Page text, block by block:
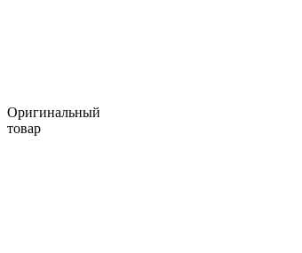
Оригинальный
товар